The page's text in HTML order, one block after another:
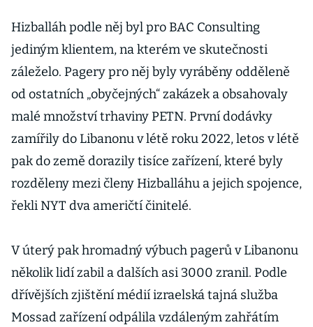
expert na
umělou
Opher Brayer
Hizballáh podle něj byl pro BAC Consulting
jediným klientem, na kterém ve skutečnosti
záleželo. Pagery pro něj byly vyráběny odděleně
od ostatních „obyčejných“ zakázek a obsahovaly
malé množství trhaviny PETN. První dodávky
zamířily do Libanonu v létě roku 2022, letos v létě
pak do země dorazily tisíce zařízení, které byly
rozděleny mezi členy Hizballáhu a jejich spojence,
řekli NYT dva američtí činitelé.
V úterý pak hromadný výbuch pagerů v Libanonu
několik lidí zabil a dalších asi 3000 zranil. Podle
dřívějších zjištění médií izraelská tajná služba
Mossad zařízení odpálila vzdáleným zahřátím